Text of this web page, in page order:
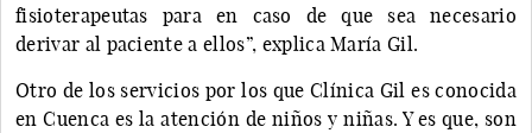
fisioterapeutas para en caso de que sea necesario
derivar al paciente a ellos”, explica María Gil.
Otro de los servicios por los que Clínica Gil es conocida
en Cuenca es la atención de niños y niñas. Y es que, son